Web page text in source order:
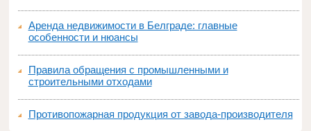
Аренда недвижимости в Белграде: главные
особенности и нюансы
Правила обращения с промышленными и
строительными отходами
Противопожарная продукция от завода-производителя